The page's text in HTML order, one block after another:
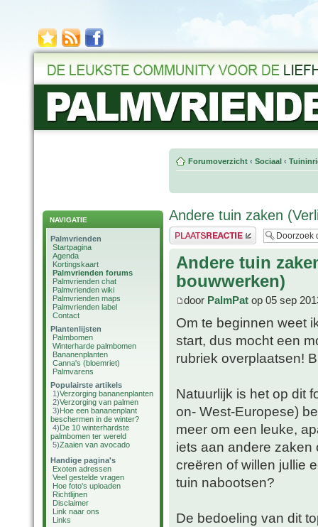
NAVIGATIE
Palmvrienden
Startpagina
Agenda
Kortingskaart
Palmvrienden forums
Palmvrienden chat
Palmvrienden wiki
Palmvrienden maps
Palmvrienden label
Contact
Plantenlijsten
Palmbomen
Winterharde palmbomen
Bananenplanten
Canna's (bloemriet)
Palmvarens
Populairste artikels
1)Verzorging bananenplanten
2)Verzorging van palmen
3)Hoe een bananenplant
beschermen in de winter?
4)De 10 winterhardste
palmbomen ter wereld
5)Zaaien van avocado
Handige pagina's
Exoten adressen
Veel gestelde vragen
Hoe foto's uploaden
Richtlijnen
Disclaimer
Link naar ons
Links
Forumoverzicht ‹ Sociaal ‹
Andere tuin zaken
Plaats een reactie
Andere tuin
bouwwerken)
door PalmPat op 05 sep
Om te beginnen weet
start, dus mocht een
rubriek overplaatsen!
Natuurlijk is het op dit
on- West-Europese)
meer om een leuke,
iets aan andere zaken
creëren of willen jullie
tuin nabootsen?
De bedoeling van dit